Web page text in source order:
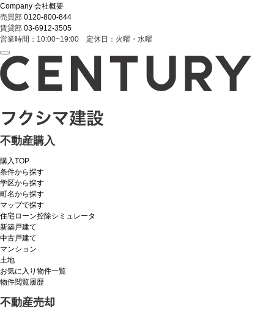
Company 会社概要
売買部 0120-800-844
賃貸部 03-6912-3505
営業時間：10:00~19:00 定休日：火曜・水曜
不動産購入
購入TOP
条件から探す
学区から探す
町名から探す
マップで探す
住宅ローン控除シミュレータ
新築戸建て
中古戸建て
マンション
土地
お気に入り物件一覧
物件閲覧履歴
不動産売却